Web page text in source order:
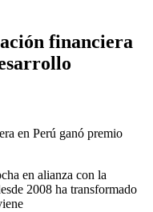
financiera
en alianza con la
2008 ha transformado